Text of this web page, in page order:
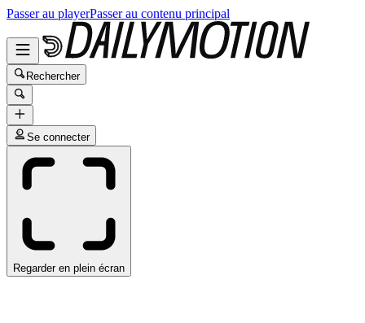
Passer au playerPasser au contenu principal
Rechercher
Se connecter
Regarder en plein écran